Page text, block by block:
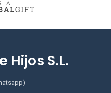
Hijos S.L.